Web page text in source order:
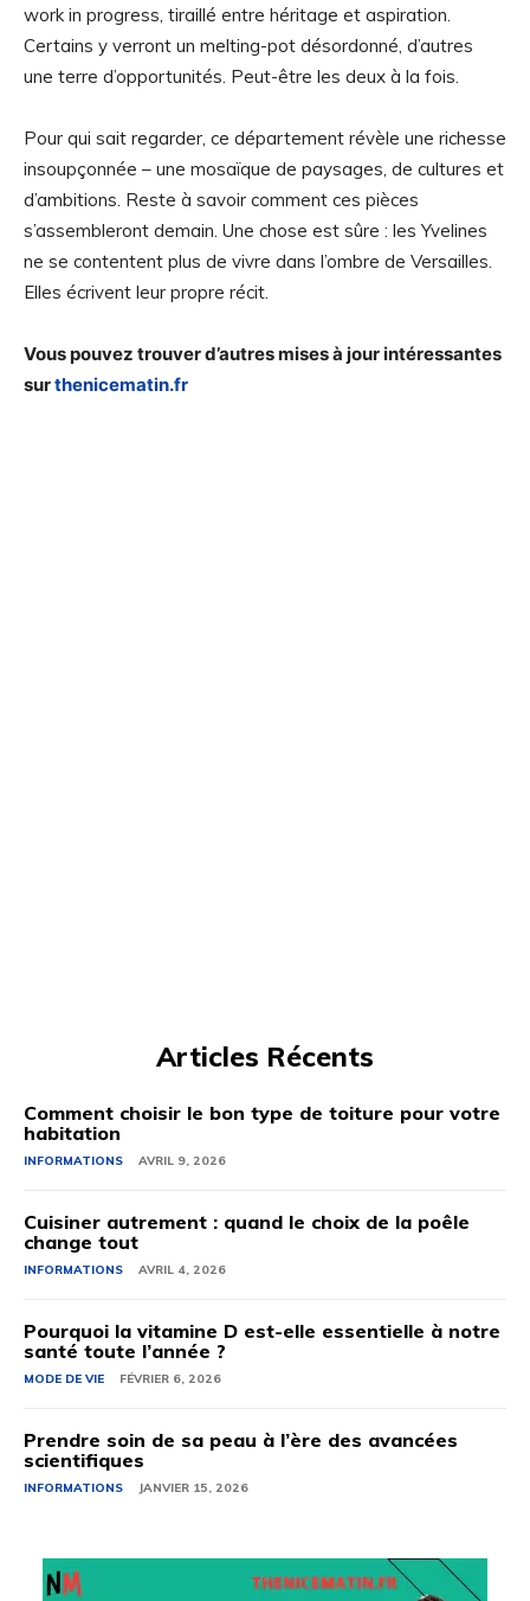
work in progress, tiraillé entre héritage et aspiration.
Certains y verront un melting-pot désordonné, d’autres
une terre d’opportunités. Peut-être les deux à la fois.
Pour qui sait regarder, ce département révèle une richesse
insoupçonnée – une mosaïque de paysages, de cultures et
d’ambitions. Reste à savoir comment ces pièces
s’assembleront demain. Une chose est sûre : les Yvelines
ne se contentent plus de vivre dans l’ombre de Versailles.
Elles écrivent leur propre récit.
Vous pouvez trouver d’autres mises à jour intéressantes
surthenicematin.fr
Articles Récents
Comment choisir le bon type de toiture pour votre
habitation
INFORMATIONS AVRIL 9, 2026
Cuisiner autrement : quand le choix de la poêle
change tout
INFORMATIONS AVRIL 4, 2026
Pourquoi la vitamine D est-elle essentielle à notre
santé toute l’année ?
MODE DE VIE FÉVRIER 6, 2026
Prendre soin de sa peau à l’ère des avancées
scientifiques
INFORMATIONS JANVIER 15, 2026